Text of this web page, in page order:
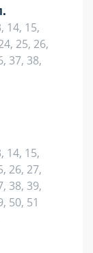
14, 15,
25, 26,
37, 38,
14, 15,
26, 27,
38, 39,
50, 51